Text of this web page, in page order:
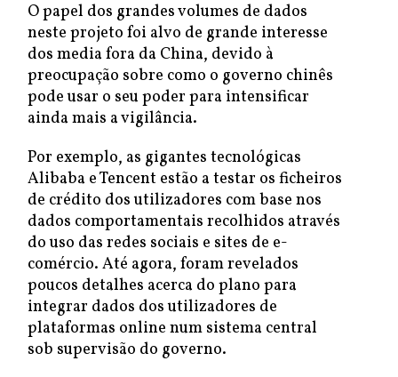
O papel dos grandes volumes de dados
neste projeto foi alvo de grande interesse
dos media fora da China, devido à
preocupação sobre como o governo chinês
pode usar o seu poder para intensificar
ainda mais a vigilância.
Por exemplo, as gigantes tecnológicas
Alibaba e Tencent estão a testar os ficheiros
de crédito dos utilizadores com base nos
dados comportamentais recolhidos através
do uso das redes sociais e sites de e-
comércio. Até agora, foram revelados
poucos detalhes acerca do plano para
integrar dados dos utilizadores de
plataformas online num sistema central
sob supervisão do governo.